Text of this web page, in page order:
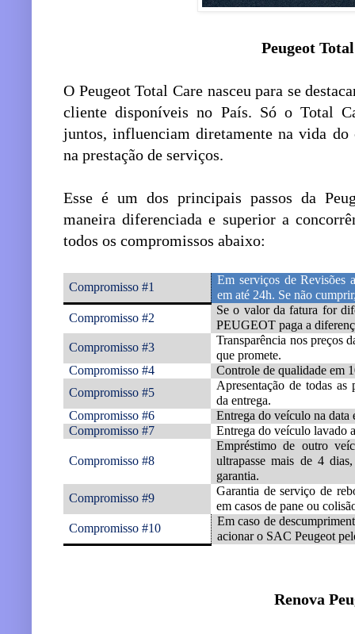
Peugeot
O Peugeot Total Care nasceu para se
cliente disponíveis no País. Só o Total
juntos, influenciam diretamente na vida do
na prestação de serviços.
Esse é um dos principais passos da
maneira diferenciada e superior a
todos os compromissos abaixo:
Compromisso #1
Em serviços de Revisões
em até 24h. Se não
Compromisso #2
Se o valor da fatura for
PEUGEOT paga a
Compromisso #3
Transparência nos preços
que promete.
Compromisso #4
Controle de qualidade em
Compromisso #5
Apresentação de todas
da entrega.
Compromisso #6
Entrega do veículo na data
Compromisso #7
Entrega do veículo lavado
Compromisso #8
Empréstimo de outro
ultrapasse mais de 4
garantia.
Compromisso #9
Garantia de serviço de
em casos de pane ou
Compromisso #10
Em caso de
acionar o SAC Peugeot
Renova